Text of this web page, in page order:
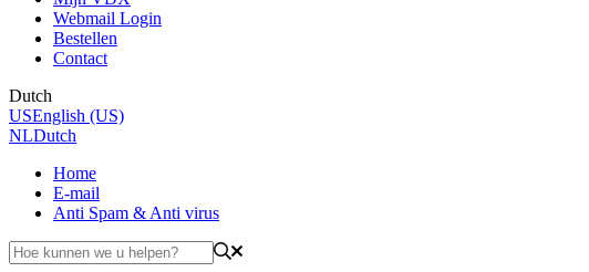
Webmail Login
Bestellen
Contact
Dutch
USEnglish (US)
NLDutch
Home
E-mail
Anti Spam & Anti virus